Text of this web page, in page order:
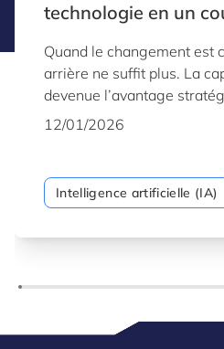
technologie en un
Quand le changement est
arrière ne suffit plus. La
devenue l’avantage
C’est la puissance de l’IA
une posture proactive, en
quantités de données
12/01/2026
Intelligence artificielle (IA)